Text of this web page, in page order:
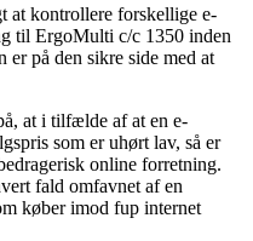
at kontrollere forskellige e-
til ErgoMulti c/c 1350 inden
er på den sikre side med at
at i tilfælde af at en e-
som er uhørt lav, så er
online forretning.
fald omfavnet af en
køber imod fup internet